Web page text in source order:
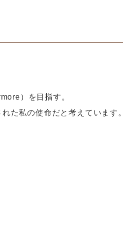
）を目指す。
た私の使命だと考えています。